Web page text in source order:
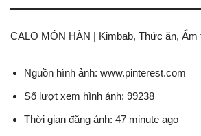
CALO MÓN HÀN | Kimbab, Thức ăn, Ẩm
Nguồn hình ảnh: www.pinterest.com
Số lượt xem hình ảnh: 99238
Thời gian đăng ảnh: 47 minute ago